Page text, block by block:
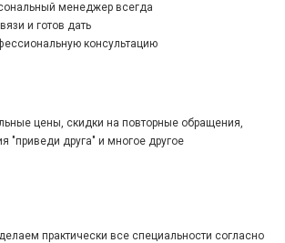
менеджер всегда
и готов дать
консультацию
цены, скидки на повторные обращения,
"приведи друга" и многое другое
практически все специальности согласно